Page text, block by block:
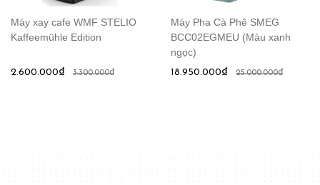
Máy xay cafe WMF STELIO
Kaffeemühle Edition
2.600.000₫ 3.300.000₫
Máy Pha Cà Phê SMEG
BCC02EGMEU (Màu xanh
ngọc)
18.950.000₫ 25.000.000₫